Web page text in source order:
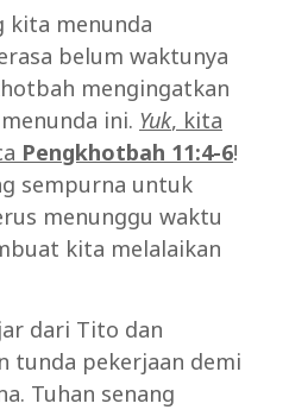
kita menunda
belum waktunya
mengingatkan
ini. Yuk, kita
Pengkhotbah 11:4-6!
sempurna untuk
menunggu waktu
kita melalaikan
dari Tito dan
tunda pekerjaan demi
Tuhan senang